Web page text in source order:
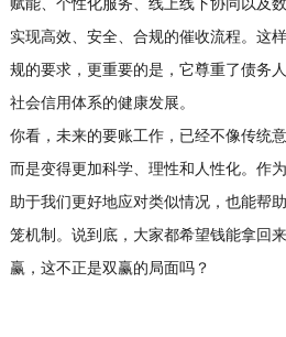
赋能、个性化服务、线上线下协同以及
实现高效、安全、合规的催收流程。这
规的要求，更重要的是，它尊重了债务
社会信用体系的健康发展。
你看，未来的要账工作，已经不像传统
而是变得更加科学、理性和人性化。作
助于我们更好地应对类似情况，也能帮
笼机制。说到底，大家都希望钱能拿回
赢，这不正是双赢的局面吗？